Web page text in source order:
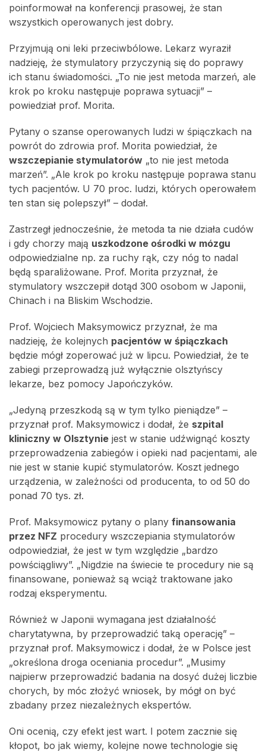
poinformował na konferencji prasowej, że stan
wszystkich operowanych jest dobry.
Przyjmują oni leki przeciwbólowe. Lekarz wyraził
nadzieję, że stymulatory przyczynią się do poprawy
ich stanu świadomości. „To nie jest metoda marzeń, ale
krok po kroku następuje poprawa sytuacji” –
powiedział prof. Morita.
Pytany o szanse operowanych ludzi w śpiączkach na
powrót do zdrowia prof. Morita powiedział, że
wszczepianie stymulatorów „to nie jest metoda
marzeń”. „Ale krok po kroku następuje poprawa stanu
tych pacjentów. U 70 proc. ludzi, których operowałem
ten stan się polepszył” – dodał.
Zastrzegł jednocześnie, że metoda ta nie działa cudów
i gdy chorzy mają uszkodzone ośrodki w mózgu
odpowiedzialne np. za ruchy rąk, czy nóg to nadal
będą sparaliżowane. Prof. Morita przyznał, że
stymulatory wszczepił dotąd 300 osobom w Japonii,
Chinach i na Bliskim Wschodzie.
Prof. Wojciech Maksymowicz przyznał, że ma
nadzieję, że kolejnych pacjentów w śpiączkach
będzie mógł zoperować już w lipcu. Powiedział, że te
zabiegi przeprowadzą już wyłącznie olsztyńscy
lekarze, bez pomocy Japończyków.
„Jedyną przeszkodą są w tym tylko pieniądze” –
przyznał prof. Maksymowicz i dodał, że szpital
kliniczny w Olsztynie jest w stanie udźwignąć koszty
przeprowadzenia zabiegów i opieki nad pacjentami, ale
nie jest w stanie kupić stymulatorów. Koszt jednego
urządzenia, w zależności od producenta, to od 50 do
ponad 70 tys. zł.
Prof. Maksymowicz pytany o plany finansowania
przez NFZ procedury wszczepiania stymulatorów
odpowiedział, że jest w tym względzie „bardzo
powściągliwy”. „Nigdzie na świecie te procedury nie są
finansowane, ponieważ są wciąż traktowane jako
rodzaj eksperymentu.
Również w Japonii wymagana jest działalność
charytatywna, by przeprowadzić taką operację” –
przyznał prof. Maksymowicz i dodał, że w Polsce jest
„określona droga oceniania procedur”. „Musimy
najpierw przeprowadzić badania na dosyć dużej liczbie
chorych, by móc złożyć wniosek, by mógł on być
zbadany przez niezależnych ekspertów.
Oni ocenią, czy efekt jest wart. I potem zacznie się
kłopot, bo jak wiemy, kolejne nowe technologie się